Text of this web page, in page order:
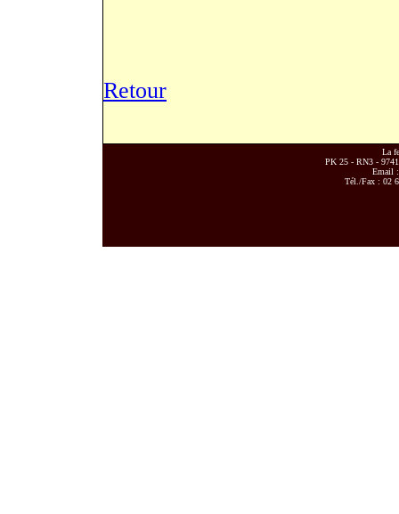
Retour
La
PK 25 - RN3 -
Email
Tél./Fax : 02